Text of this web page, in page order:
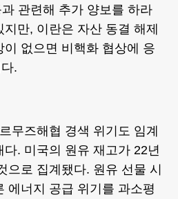
관련해 추가 양보를 하라
만, 이란은 자산 동결 해제
없으면 비핵화 협상에 응
.
무즈해협 경색 위기도 임계
. 미국의 원유 재고가 22년
으로 집계됐다. 원유 선물 시
에너지 공급 위기를 과소평